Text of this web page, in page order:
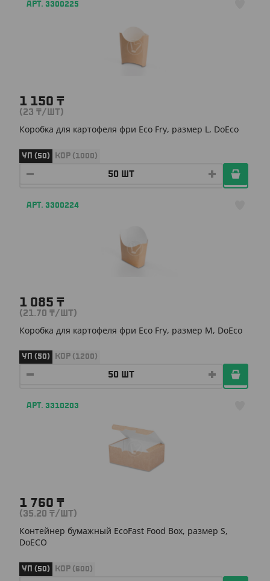
АРТ. 3300225
1 150 ₸
(23 ₸/ШТ)
Коробка для картофеля фри Eco Fry, размер L, DoEco
УП (50) КОР (1000)
АРТ. 3300224
1 085 ₸
(21.70 ₸/ШТ)
Коробка для картофеля фри Eco Fry, размер М, DoEco
УП (50) КОР (1200)
АРТ. 3310203
1 760 ₸
(35.20 ₸/ШТ)
Контейнер бумажный EcoFast Food Box, размер S,
DoECO
УП (50) КОР (600)